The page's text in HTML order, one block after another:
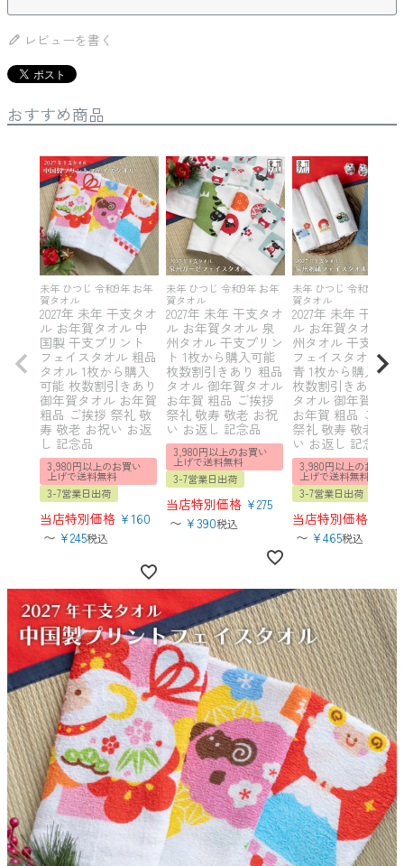
レビューを書く
おすすめ商品
未年 ひつじ 令和9年 お年
賀タオル
2027年 未年 干支タオ
ル お年賀タオル 中
国製 干支プリント
フェイスタオル 粗品
タオル 1枚から購入
可能 枚数割引きあり
御年賀タオル お年賀
粗品 ご挨拶 祭礼 敬
寿 敬老 お祝い お返
し 記念品
3,980円以上のお買い
上げで送料無料
3-7営業日出荷
当店特別価格 ¥160
〜 ¥245税込
未年 ひつじ 令和9年 お年
賀タオル
2027年 未年 干支タオ
ル お年賀タオル 泉
州タオル 干支プリン
ト 1枚から購入可能
枚数割引きあり 粗品
タオル 御年賀タオル
お年賀 粗品 ご挨拶
祭礼 敬寿 敬老 お祝
い お返し 記念品
3,980円以上のお買い
上げで送料無料
3-7営業日出荷
当店特別価格 ¥275
〜 ¥390税込
未年 ひつじ 令和9年 お年
賀タオル
2027年 未年 干支タ
ル お年賀タオル 泉
州タオル 干支刺繍
フェイスタオル 白
青 1枚から購入可能
枚数割引きあり 粗
タオル 御年賀タオ
お年賀 粗品 ご挨拶
祭礼 敬寿 敬老 お祝
い お返し 記念品
3,980円以上のお買い
上げで送料無料
3-7営業日出荷
当店特別価格
〜 ¥465税込